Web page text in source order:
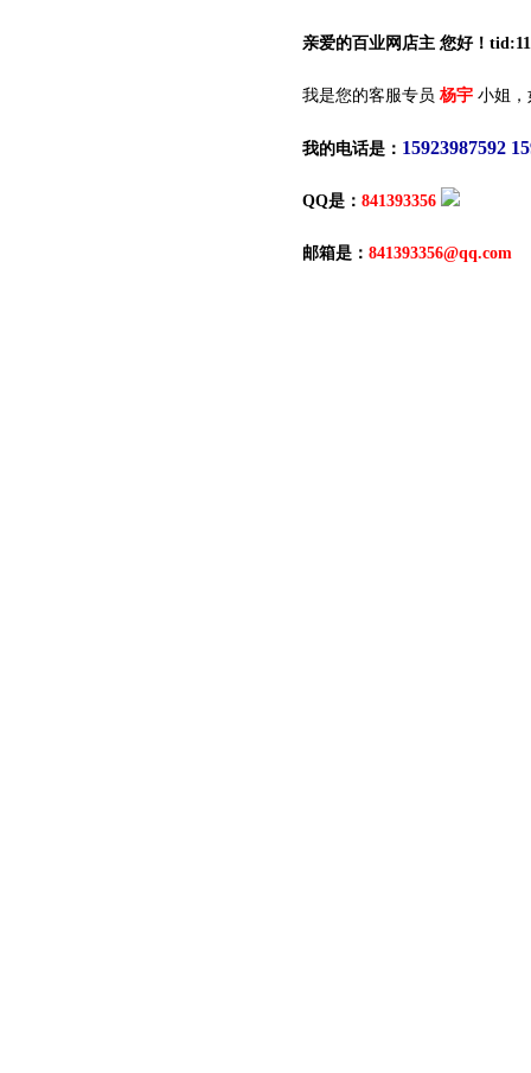
亲爱的百业网店主 您好！
我是您的客服专员 杨宇 小姐
我的电话是： 15923987592
QQ是： 841393356
邮箱是： 841393356@qq.com